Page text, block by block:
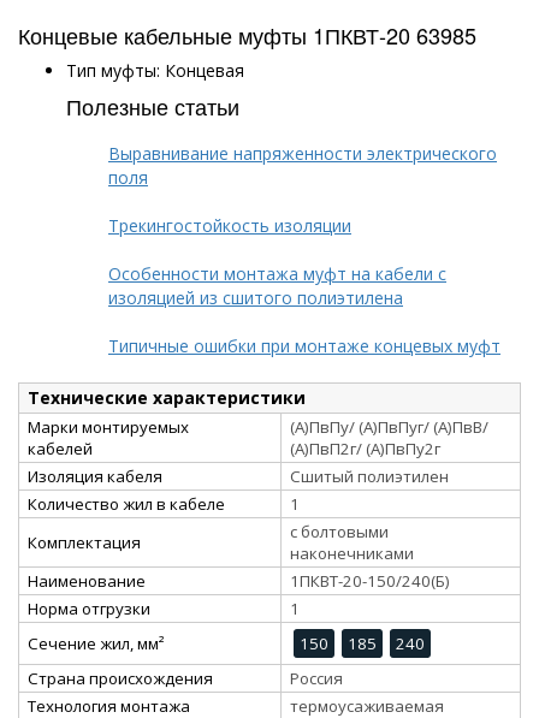
Концевые кабельные муфты 1ПКВТ-20 63985
Тип муфты: Концевая
Полезные статьи
Выравнивание напряженности электрического
поля
Трекингостойкость изоляции
Особенности монтажа муфт на кабели с
изоляцией из сшитого полиэтилена
Типичные ошибки при монтаже концевых муфт
Технические характеристики
Марки монтируемых
кабелей
(А)ПвПу/ (А)ПвПуг/ (А)ПвВ/
(А)ПвП2г/ (А)ПвПу2г
Изоляция кабеля
Сшитый полиэтилен
Количество жил в кабеле
1
Комплектация
с болтовыми
наконечниками
Наименование
1ПКВТ-20-150/240(Б)
Норма отгрузки
1
Сечение жил, мм²
150 185
240
Страна происхождения
Россия
Технология монтажа
термоусаживаемая